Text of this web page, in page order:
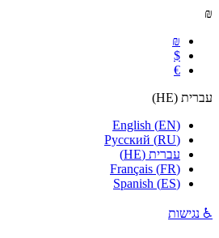
₪
₪
$
€
עברית (
HE
)
English (EN)
Русский (RU)
עברית (
HE
)
Français (FR)
Spanish (ES)
♿ נגישות